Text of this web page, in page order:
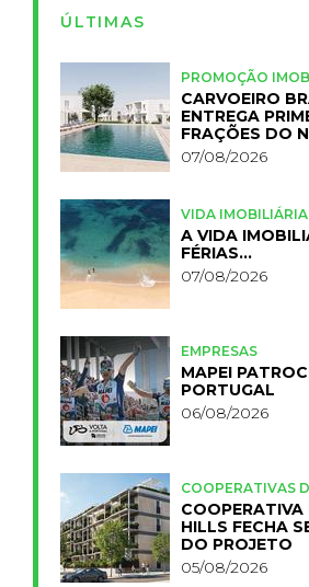
ÚLTIMAS
PROMOÇÃO
CARVOEIRO
ENTREGA
FRAÇÕES DO
PRIMELIFE
07/08/2026
VIDA IMOBILIÁRIA
A VIDA
FÉRIAS…
07/08/2026
EMPRESAS
MAPEI
PORTUGAL
06/08/2026
COOPERATIVAS
COOPERATIVA
HILLS FECHA
DO PROJETO
05/08/2026